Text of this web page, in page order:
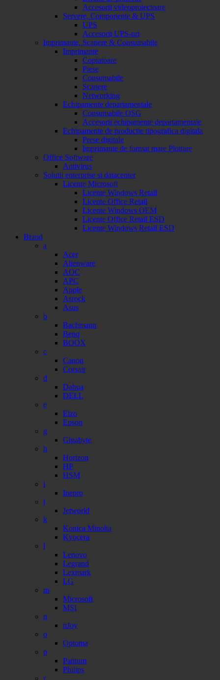
Accesorii videoproiectoare
Servere, Componente & UPS
UPS
Accesorii UPS-uri
Imprimante, Scanere & Consumabile
Imprimante
Copiatoare
Piese
Consumabile
Scanere
Networking
Echipamente departamentale
Consumabile OSG
Accesorii echipamente departamentale
Echipamente de productie tipografica digitala
Prese digitale
Imprimante de format mare Plottare
Office Software
Antivirus
Solutii enterprise si datacenter
Licente Microsoft
Licente Windows Retail
Licente Office Retail
Licente Windows OEM
Licente Office Retail ESD
Licente Windows Retail ESD
Brand
a
Acer
Alienware
AOC
APC
Apple
Asrock
Asus
b
Bachmann
Benq
BOOX
c
Canon
Corsair
d
Dahua
DELL
e
Eizo
Epson
g
Gigabyte
h
Horizon
HP
HSM
i
Inepro
j
Jetworld
k
Konica Minolta
Kyocera
l
Lenovo
Legrand
Lexmark
LG
m
Microsoft
MSI
n
nJoy
o
Optoma
p
Pantum
Philips